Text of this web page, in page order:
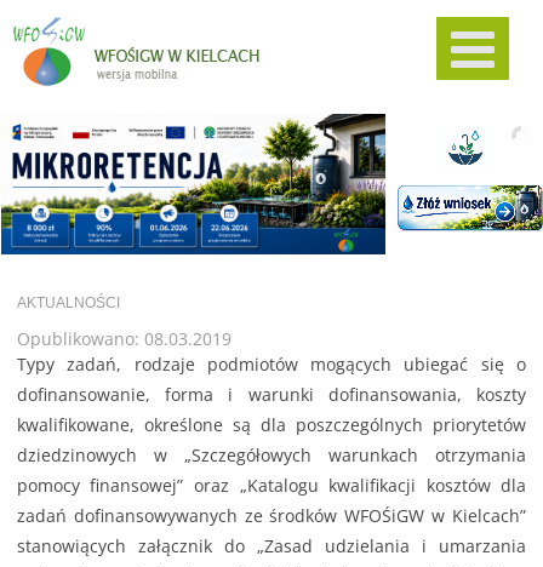
AKTUALNOŚCI
Opublikowano: 08.03.2019
Typy zadań, rodzaje podmiotów mogących ubiegać się o
dofinansowanie, forma i warunki dofinansowania, koszty
kwalifikowane, określone są dla poszczególnych priorytetów
dziedzinowych w „Szczegółowych warunkach otrzymania
pomocy finansowej” oraz „Katalogu kwalifikacji kosztów dla
zadań dofinansowywanych ze środków WFOŚiGW w Kielcach”
stanowiących załącznik do „Zasad udzielania i umarzania